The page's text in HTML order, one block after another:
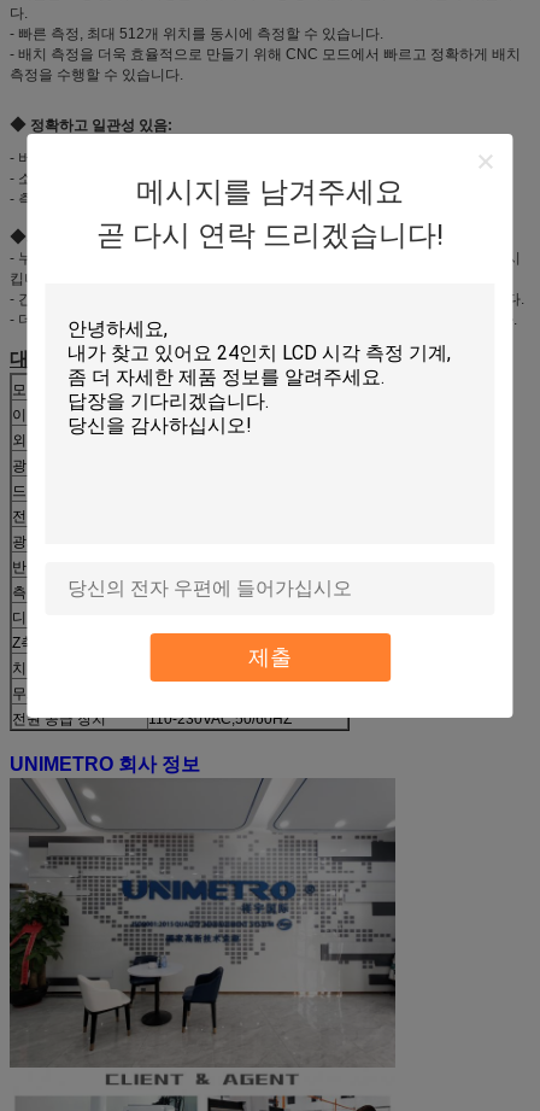
메시지를 남겨주세요
곧 다시 연락 드리겠습니다!
제출
다.
- 빠른 측정, 최대 512개 위치를 동시에 측정할 수 있습니다.
- 배치 측정을 더욱 효율적으로 만들기 위해 CNC 모드에서 빠르고 정확하게 배치
측정을 수행할 수 있습니다.
◆ 정확하고 일관성 있음:
- 버튼 하나만으로 누구나 정확하고 일관된 측정 결과를 쉽게 얻을 수 있습니다.
- 소프트웨어 자동 초점, 초점 조정으로 인한 편차 없음.
- 측정 위치를 자동으로 식별하여 균일하고 안정적인 측정 결과를 얻습니다.
◆ 사용하기 쉬움:
- 누구나 빠르게 시작할 수 있어 수동 교육 시간을 절약하고 작업 효율성을 향상시
킵니다.
- 간단한 조작 인터페이스, 작업자는 해당 기능을 빠르게 찾아 측정할 수 있습니다.
- 더 많은 측정 요구 사항을 충족하기 위해 가상 선과 가상 점을 만들 수 있습니다.
대형 FOV 비전 측정기 매개변수:
모델 번호
A190
이미지 센서
2000W HD 컬러 디지털 카메라
외부 디스플레이
24’
광 수신 렌즈
드롭 샷 시스템
전송 시스템
광시야(mm)
반복성
측정 소프트웨어
INS/F
디스플레이 해상도
Z축 전기 좌표 테이블
100mm(이동 범위)
치수
812*964*2076mm
무게
전원 공급 장치
110-230VAC,50/60HZ
UNIMETRO 회사 정보